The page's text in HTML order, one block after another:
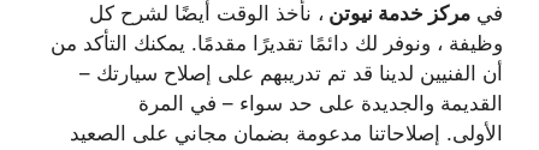
في مركز خدمة نيوتن ، نأخذ الوقت أيضًا لشرح كل
وظيفة ، ونوفر لك دائمًا تقديرًا مقدمًا. يمكنك التأكد من
أن الفنيين لدينا قد تم تدريبهم على إصلاح سيارتك –
القديمة والجديدة على حد سواء – في المرة
الأولى. إصلاحاتنا مدعومة بضمان مجاني على الصعيد